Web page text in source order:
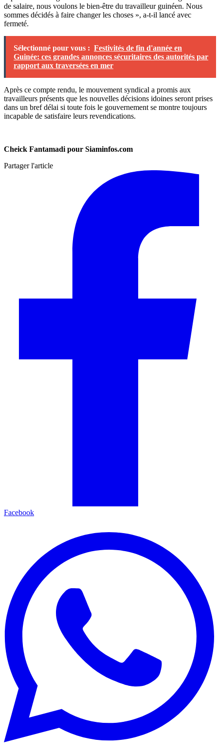
de salaire, nous voulons le bien-être du travailleur guinéen. Nous
sommes décidés à faire changer les choses », a-t-il lancé avec
fermeté.
Sélectionné pour vous : Festivités de fin d'année en
Guinée: ces grandes annonces sécuritaires des autorités par
rapport aux traversées en mer
Après ce compte rendu, le mouvement syndical a promis aux
travailleurs présents que les nouvelles décisions idoines seront prises
dans un bref délai si toute fois le gouvernement se montre toujours
incapable de satisfaire leurs revendications.
Cheick Fantamadi pour Siaminfos.com
Partager l'article
Facebook